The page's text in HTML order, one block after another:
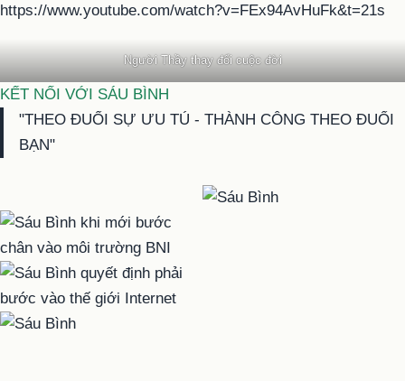
https://www.youtube.com/watch?v=FEx94AvHuFk&t=21s
Người Thầy thay đổi cuộc đời
KẾT NỐI VỚI SÁU BÌNH
"THEO ĐUỔI SỰ ƯU TÚ - THÀNH CÔNG THEO ĐUỔI
BẠN"